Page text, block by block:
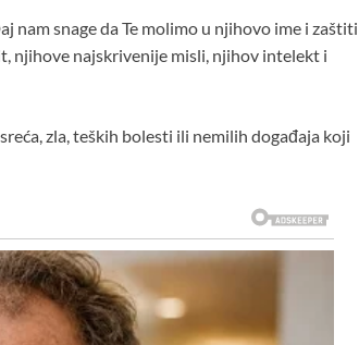
nam snage da Te molimo u njihovo ime i zaštiti
njihove najskrivenije misli, njihov intelekt i
zla, teških bolesti ili nemilih događaja koji